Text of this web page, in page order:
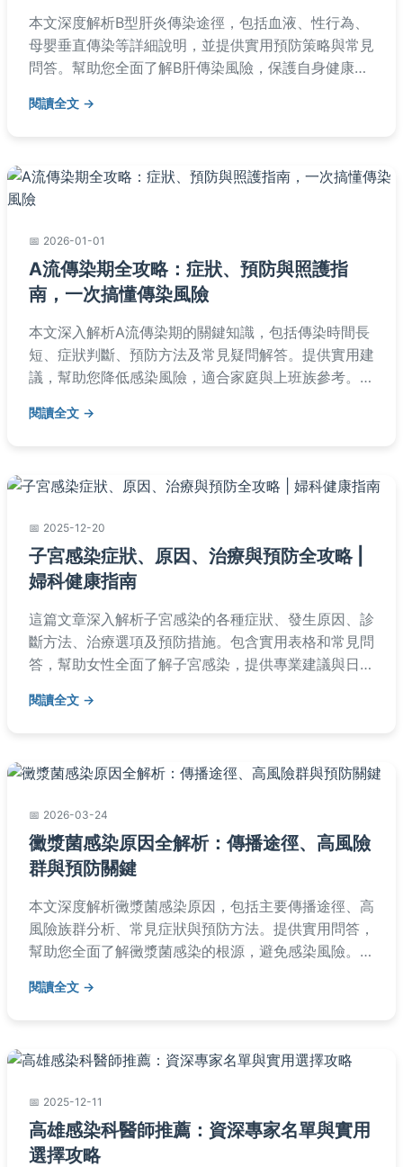
本文深度解析B型肝炎傳染途徑，包括血液、性行為、
母嬰垂直傳染等詳細說明，並提供實用預防策略與常見
問答。幫助您全面了解B肝傳染風險，保護自身健康。
讀。
閱讀全文
2026-01-01
A流傳染期全攻略：症狀、預防與照護指
南，一次搞懂傳染風險
本文深入解析A流傳染期的關鍵知識，包括傳染時間長
短、症狀判斷、預防方法及常見疑問解答。提供實用建
議，幫助您降低感染風險，適合家庭與上班族參考。內
閱讀全文
2025-12-20
子宮感染症狀、原因、治療與預防全攻略 |
婦科健康指南
這篇文章深入解析子宮感染的各種症狀、發生原因、診
斷方法、治療選項及預防措施。包含實用表格和常見問
答，幫助女性全面了解子宮感染，提供專業建議與日常
閱讀全文
2026-03-24
黴漿菌感染原因全解析：傳播途徑、高風險
群與預防關鍵
本文深度解析黴漿菌感染原因，包括主要傳播途徑、高
風險族群分析、常見症狀與預防方法。提供實用問答，
幫助您全面了解黴漿菌感染的根源，避免感染風險。內
閱讀全文
2025-12-11
高雄感染科醫師推薦：資深專家名單與實用
選擇攻略